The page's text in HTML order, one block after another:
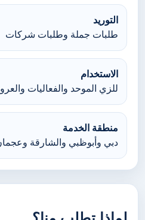
التوريد
طلبات جملة وطلبات شركات
الاستخدام
للزي الموحد والفعاليات
منطقة الخدمة
دبي وأبوظبي والشارقة